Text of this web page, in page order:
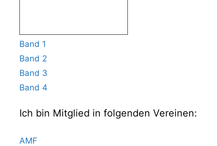
Band 1
Band 2
Band 3
Band 4
Ich bin Mitglied in folgenden Vereinen:
AMF